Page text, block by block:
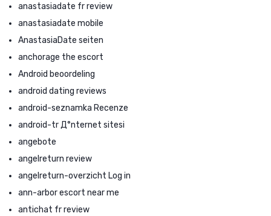
anastasiadate fr review
anastasiadate mobile
AnastasiaDate seiten
anchorage the escort
Android beoordeling
android dating reviews
android-seznamka Recenze
android-tr Д°nternet sitesi
angebote
angelreturn review
angelreturn-overzicht Log in
ann-arbor escort near me
antichat fr review